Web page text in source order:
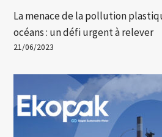
La menace de la pollution
océans : un défi urgent à relever
21/06/2023